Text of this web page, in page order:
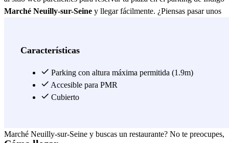
Marché Neuilly-sur-Seine y llegar fácilmente. ¿Piensas pasar unos
Indigo Marché Neuilly-sur-Seine está llena de hoteles de todo tipo,
Maillot (46 rue de Sablonville), el hotel Neuilly Park (23 rue
Madeleine Michelis) y el hotel Du Roule (37 avenue du Roule). Si
deseas algo un poco más inusual, el parking de Indigo Marché
Marché Neuilly-sur-Seine y buscas un restaurante? No te preocupes,
Características
Parking con altura máxima permitida (1.9m)
Accesible para PMR
Cubierto